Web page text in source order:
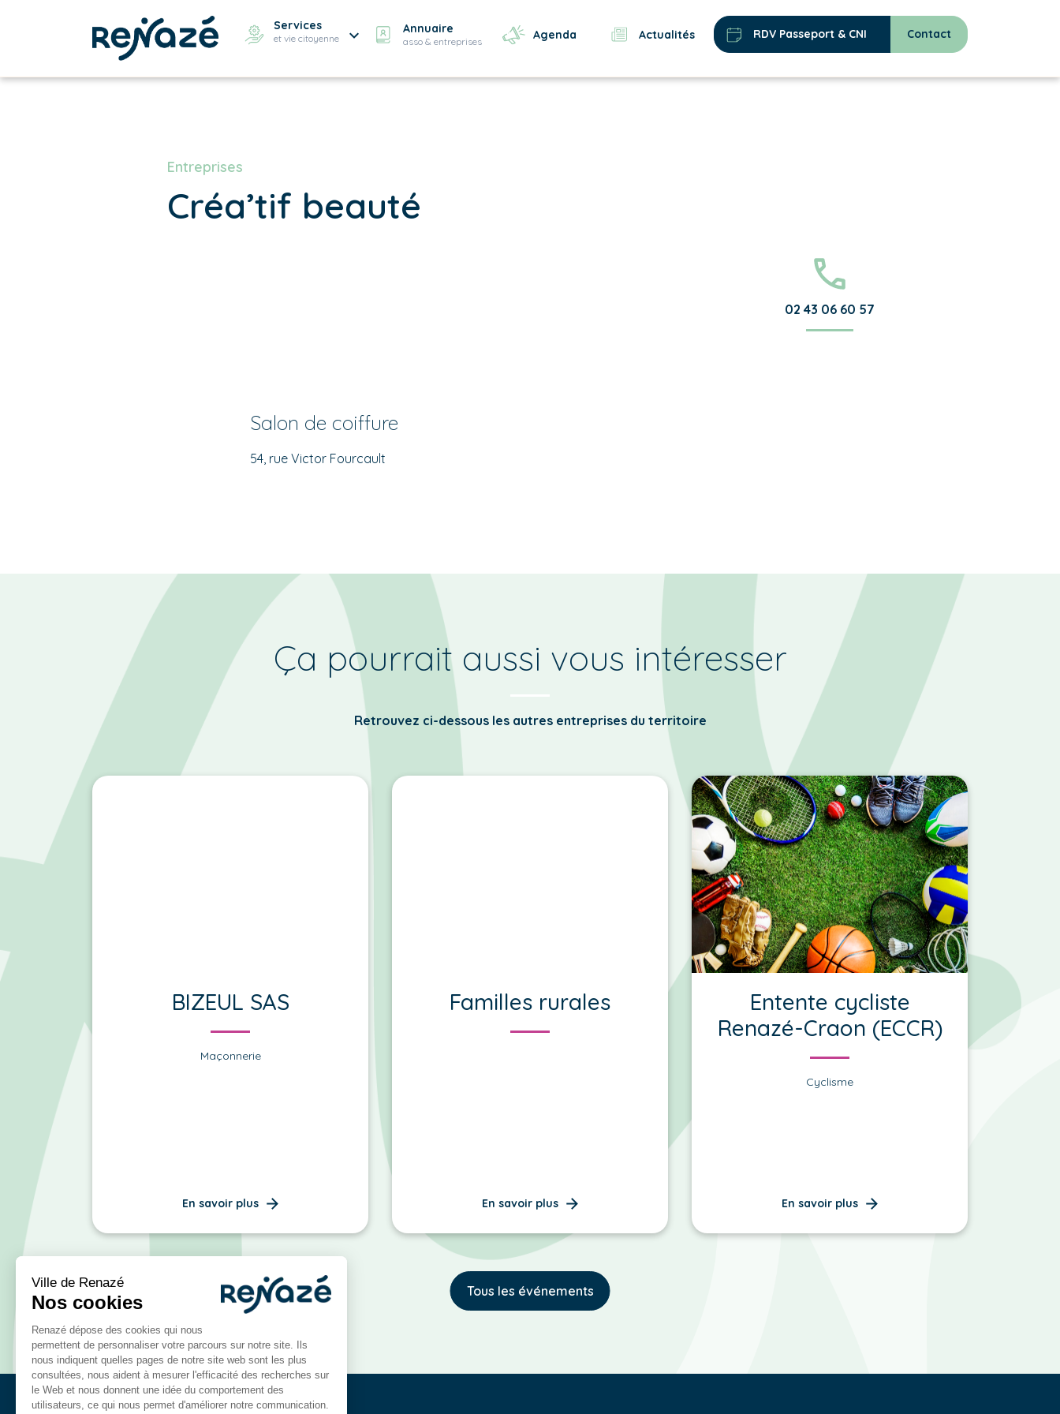
Services
et vie citoyenne
Annuaire
asso & entreprises Agenda Actualités RDV Passeport & CNI Contact
Entreprises
Créa’tif beauté
02 43 06 60 57
Salon de coiffure
54, rue Victor Fourcault
Ça pourrait aussi vous intéresser
Retrouvez ci-dessous les autres entreprises du territoire
BIZEUL SAS
Maçonnerie
En savoir plus
Familles rurales
En savoir plus
Entente cycliste
Renazé-Craon (ECCR)
Cyclisme
En savoir plus
Tous les événements